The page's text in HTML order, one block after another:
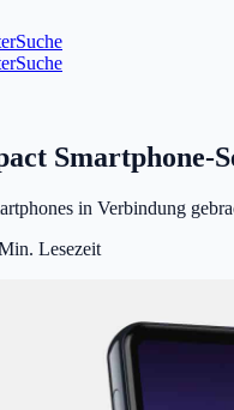
Suche
Suche
Smartphone-
in Verbindung
Lesezeit